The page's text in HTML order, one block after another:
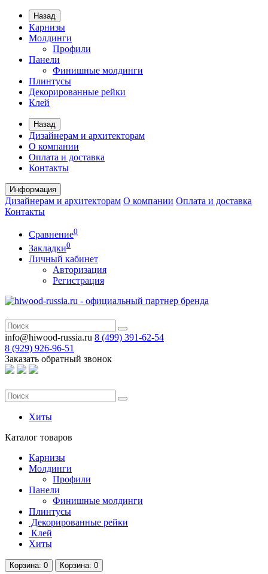
Назад
Карнизы
Молдинги
Профили
Панели
Финишные молдинги
Плинтусы
Декорированные рейки
Клей
Назад
Дизайнерам и архитекторам
О компании
Оплата и доставка
Контакты
Информация
Дизайнерам и архитекторам О компании Оплата и доставка
Контакты
Сравнение0
Закладки0
Личный кабинет
Авторизация
Регистрация
info@hiwood-russia.ru 8 (499) 391-62-54
8 (929) 926-96-51
Заказать обратный звонок
Хиты
Каталог товаров
Карнизы
Молдинги
Профили
Панели
Финишные молдинги
Плинтусы
Декорированные рейки
Клей
Хиты
Корзина: 0 Корзина: 0